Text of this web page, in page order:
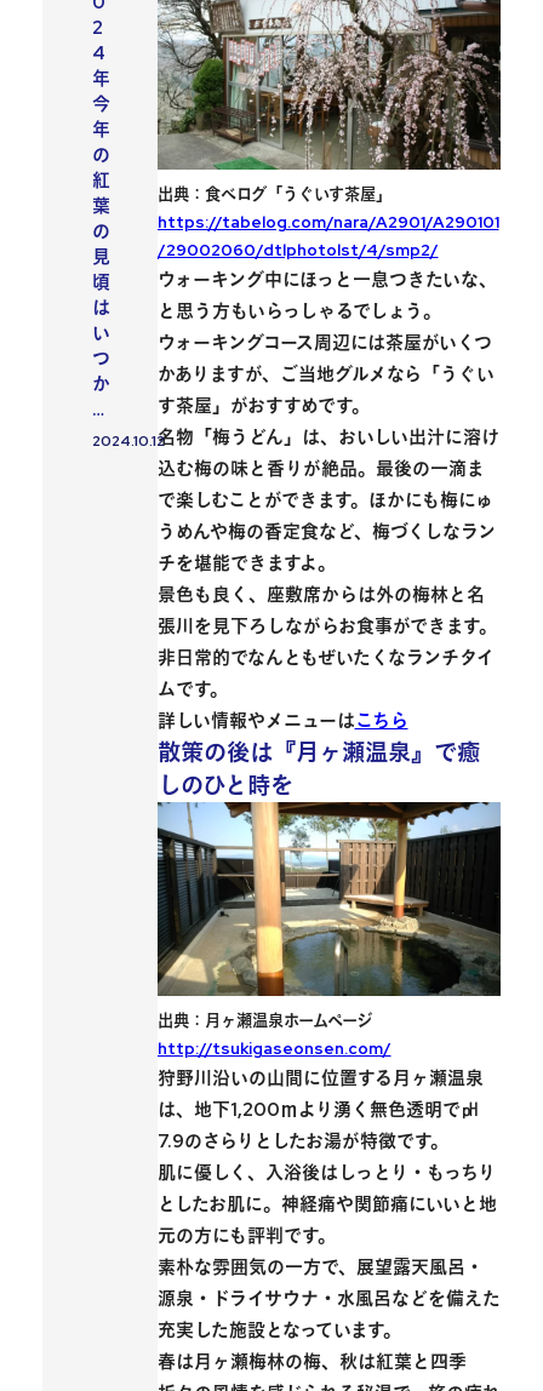
出典：食べログ「うぐいす茶屋」
https://tabelog.com/nara/A2901/A290101
/29002060/dtlphotolst/4/smp2/
ウォーキング中にほっと一息つきたいな、
と思う方もいらっしゃるでしょう。
ウォーキングコース周辺には茶屋がいくつ
かありますが、ご当地グルメなら「うぐい
す茶屋」がおすすめです。
名物「梅うどん」は、おいしい出汁に溶け
込む梅の味と香りが絶品。最後の一滴ま
で楽しむことができます。ほかにも梅にゅ
うめんや梅の香定食など、 梅づくしなラン
チを堪能できますよ。
景色も良く、座敷席からは外の梅林と名
張川を見下ろしながらお食事ができます。
非日常的でなんともぜいたくなランチタイ
ムです。
詳しい情報やメニューはこちら
散策の後は『月ヶ瀬温泉』で癒
しのひと時を
出典：月ヶ瀬温泉ホームページ
http://tsukigaseonsen.com/
狩野川沿いの山間に位置する月ヶ瀬温泉
は、地下1,200ｍより湧く無色透明で㏗
7.9のさらりとしたお湯が特徴です。
肌に優しく、入浴後はしっとり・もっちり
としたお肌に。神経痛や関節痛にいいと地
元の方にも評判です。
素朴な雰囲気の一方で、 展望露天風呂 ・
源泉・ドライサウナ・水風呂などを備えた
充実した施設となっています。
春は月ヶ瀬梅林の梅、秋は紅葉と四季
2
4
年
今
年
の
紅
葉
の
見
頃
は
い
つ
か
…
投稿日
2024.10.12